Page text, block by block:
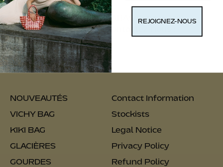
Envie d’un peu plus de KABAS dans votre
quotidien ? C’est par là. Contactez-nous :
contact@kabasbag.com
Instagram
TikTokEmail
NOUVEAUTÉS
VICHY BAG
KIKI BAG
GLACIÈRES
GOURDES
Contact Information
Stockists
Legal Notice
Privacy Policy
Refund Policy
REJOIGNEZ-NOUS